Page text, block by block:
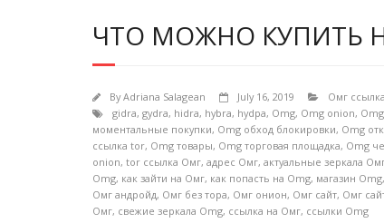
ЧТО МОЖНО КУПИТЬ
ByAdriana Salagean July 16, 2019
Омг ссылка
gidra, gydra, hidra, hybra, hydpa, Omg, Omg onion,
моментальные покупки, Omg обход блокировки, Omg
ссылка tor, Omg товары, Omg торговая площадка, Omg
onion, tor ссылка Омг, адрес Омг, актуальные зеркала
Omg, как зайти на Омг, как попасть на Omg, магазин Omg,
Омг андройд, Омг без тора, Омг онион, Омг сайт, Омг
Омг, свежие зеркала Omg, ссылка на Омг, ссылки Omg